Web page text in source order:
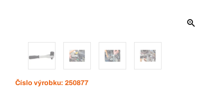
Číslo výrobku: 250877